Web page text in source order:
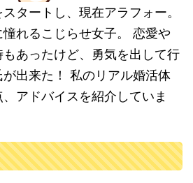
タートし、現在アラフォー。
れるこじらせ女子。 恋愛や
あったけど、勇気を出して行
出来た！ 私のリアル婚活体
アドバイスを紹介していま